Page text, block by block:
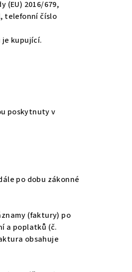
(EU) 2016/679,
telefonní číslo
je kupující.
poskytnuty v
po dobu zákonné
(faktury) po
a poplatků (č.
obsahuje